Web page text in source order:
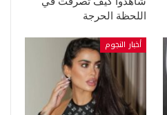
اللحظة الحرجة
أخبار النجوم